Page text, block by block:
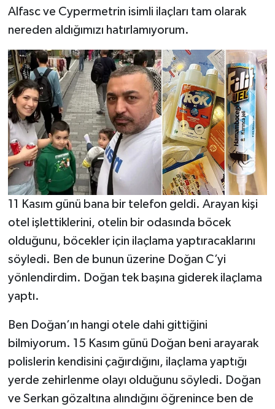
Alfasc ve Cypermetrin isimli ilaçları tam olarak
nereden aldığımızı hatırlamıyorum.
11 Kasım günü bana bir telefon geldi. Arayan kişi
otel işlettiklerini, otelin bir odasında böcek
olduğunu, böcekler için ilaçlama yaptıracaklarını
söyledi. Ben de bunun üzerine Doğan C’yi
yönlendirdim. Doğan tek başına giderek ilaçlama
yaptı.
Ben Doğan’ın hangi otele dahi gittiğini
bilmiyorum. 15 Kasım günü Doğan beni arayarak
polislerin kendisini çağırdığını, ilaçlama yaptığı
yerde zehirlenme olayı olduğunu söyledi. Doğan
ve Serkan gözaltına alındığını öğrenince ben de